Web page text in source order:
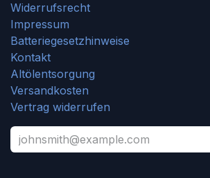
Widerrufsrecht
Impressum
Batteriegesetzhinweise
Kontakt
Altölentsorgung
Versandkosten
Vertrag widerrufen